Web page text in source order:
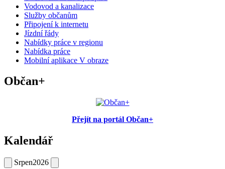
Vodovod a kanalizace
Služby občanům
Připojení k internetu
Jízdní řády
Nabídky práce v regionu
Nabídka práce
Mobilní aplikace V obraze
Občan+
Přejít na portál Občan+
Kalendář
Srpen2026